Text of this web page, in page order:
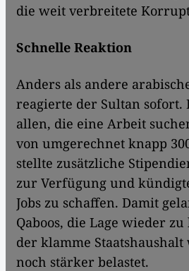
die weit verbreitete
Schnelle Reaktion
Anders als andere
reagierte der Sultan sofort.
allen, die eine Arbeit
von umgerechnet knapp
stellte zusätzliche
zur Verfügung und
Jobs zu schaffen. Damit
Qaboos, die Lage wieder
der klamme
noch stärker belastet.